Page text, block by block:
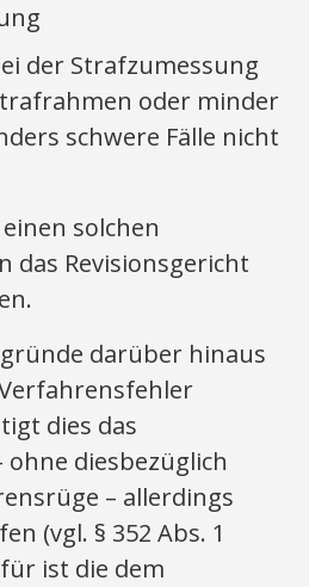
der Strafzumessung
oder minder
schwere Fälle nicht
solchen
das Revisionsgericht
darüber hinaus
dies das
ohne diesbezüglich
– allerdings
(vgl. § 352 Abs. 1
ist die dem